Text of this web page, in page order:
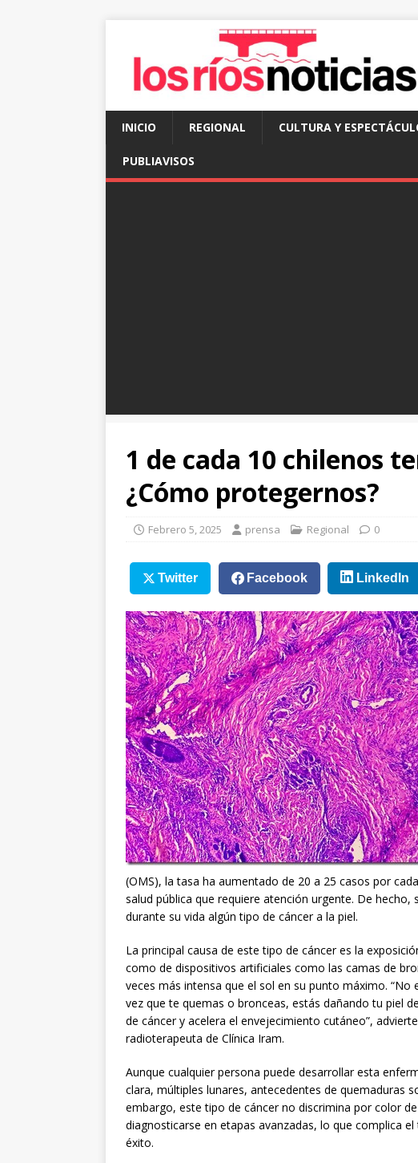
INICIO REGIONAL CULTURA Y
PUBLIAVISOS
1 de cada 10 chilenos
¿Cómo protegernos?
Febrero 5, 2025 prensa Regional 0
Twitter Facebook LinkedIn
(OMS), la tasa ha aumentado de 20 a 25 casos por
salud pública que requiere atención urgente. De
durante su vida algún tipo de cáncer a la piel.
La principal causa de este tipo de cáncer es la
como de dispositivos artificiales como las camas de
veces más intensa que el sol en su punto máximo. “No
vez que te quemas o bronceas, estás dañando tu piel
de cáncer y acelera el envejecimiento cutáneo”,
radioterapeuta de Clínica Iram.
Aunque cualquier persona puede desarrollar esta
clara, múltiples lunares, antecedentes de quemaduras
embargo, este tipo de cáncer no discrimina por color
diagnosticarse en etapas avanzadas, lo que complica
éxito.